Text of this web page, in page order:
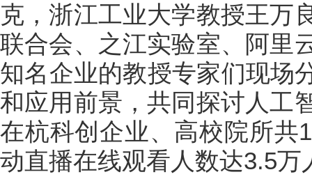
克，浙江工业大学教授王万
联合会、之江实验室、阿里
知名企业的教授专家们现场
和应用前景，共同探讨人工
在杭科创企业、高校院所共
动直播在线观看人数达3.5万